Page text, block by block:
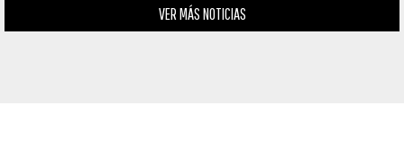
VER MÁS NOTICIAS